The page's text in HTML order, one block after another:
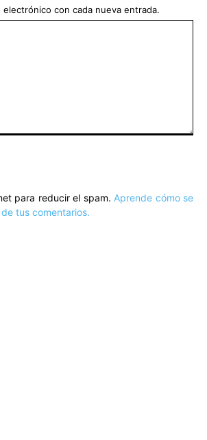
electrónico con cada nueva entrada.
para reducir el spam. Aprende cómo se
tus comentarios.